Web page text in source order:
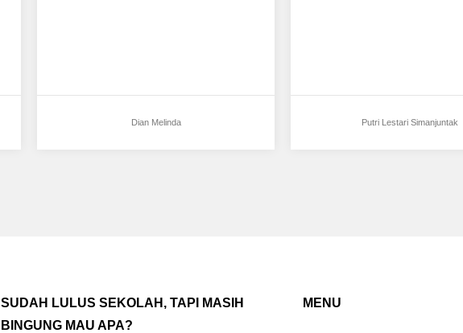
Dian Melinda Putri Lestari Simanjuntak
SUDAH LULUS SEKOLAH, TAPI MASIH
BINGUNG MAU APA?
MENU